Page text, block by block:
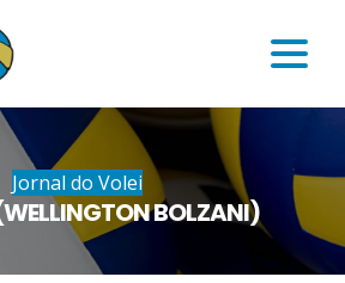
Jornal do Volei
BOLZANI)